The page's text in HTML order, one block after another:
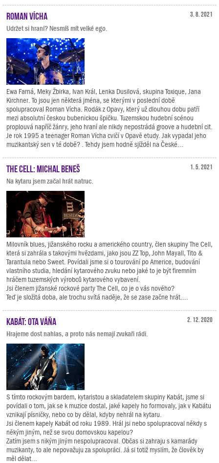
3. 8. 2021
Roman Vícha
Udržet si hraní? Nesmíš mít velké ego.
Ewa Farná, Meky Žbirka, Ivan Král, Lenka Dusilová, skupina Toxique, Jana
Kirchner. To jsou jen některá jména, se kterými v poslední době
spolupracoval Roman Vícha. Rodák z Opavy, který už dlouhou dobu patří
mezi absolutní českou bubenickou špičku. Tuzemskou hudební scénou
proplouvá napříč žánry, jeho hraní ale nikdy nepostrádá groove a hudební cit.
Je rok 1995 a teenager Roman Vícha cvičí v Opavě etudy. Jak vypadal jeho
muzikantský sen v té době? . Tehdy jsem hodně sjížděl na České...
1. 5. 2021
The Cell: Michal Beneš
Na kytaru jsem začal hrát natruc.
Milovník blues, jižanského rocku a amerického country, člen skupiny The Cell,
která si zahrála s takovými hvězdami, jako jsou ZZ Top, John Mayall, Tito &
Tarantula nebo Sweet. Povídali jsme si o tourování po Americe, budování
vlastního studia, hledání kytarového zvuku nebo jaké to je být firemním
hráčem tuzemských výrobců kytarového vybavení.
Jsi členem jižanské rockové party The Cell, co je o vás nového?
Teď je složitá doba, ale trochu svítá naděje, že se zase začne hrát....
2. 12. 2020
Kabát: Ota Váňa
Hrajeme dost nahlas, a proto nás nemají zvukaři rádi.
S tímto rockovým bardem, kytaristou a skladatelem skupiny Kabát, jsme si
povídali o tom, jak se k muzice dostal, jaké kapely ho formovaly, jak v Kabátu
vznikají písničky, nebo co by dělal, kdyby nehrál na kytaru.
Jsi členem kapely Kabát od roku 1989. Hrál jsi nebo spolupracoval někdy s
někým jiným, než se svou domovskou kapelou?
Zatím jsem s nikým jiným nespolupracoval. Občas si zahraju s kamarády
muzikanty, to ale nepovažuju za spolupráci. Já si totiž myslím, že člověk by
měl dělat...